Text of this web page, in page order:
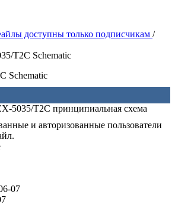
доступны только подписчикам /
T2C Schematic
Schematic
5035/T2C принципиальная схема
и авторизованные пользователи
07